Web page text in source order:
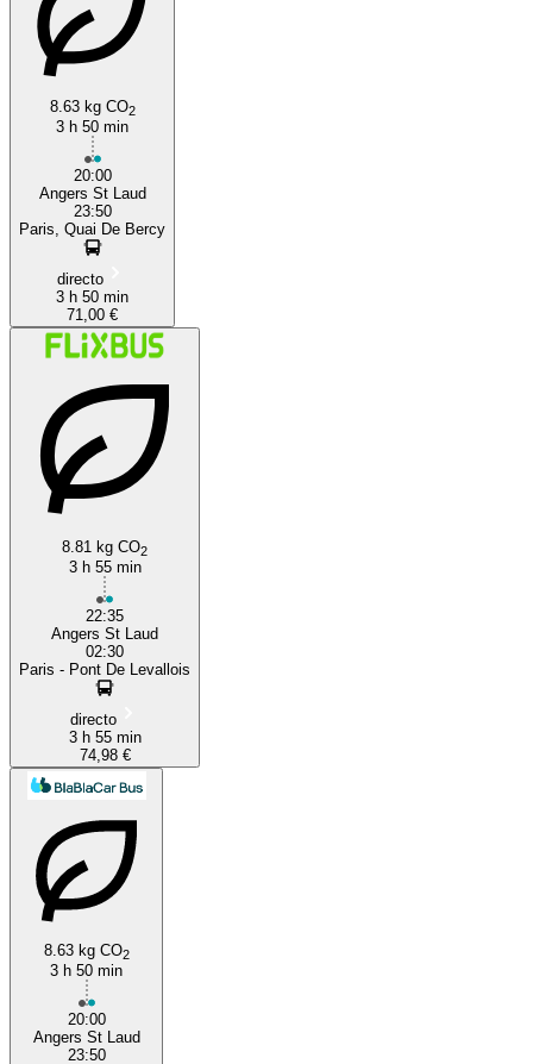
8.63 kg CO2
3 h 50 min
20:00
Angers St Laud
23:50
Paris, Quai De Bercy
directo
3 h 50 min
71,00 €
8.81 kg CO2
3 h 55 min
22:35
Angers St Laud
02:30
Paris - Pont De Levallois
directo
3 h 55 min
74,98 €
8.63 kg CO2
3 h 50 min
20:00
Angers St Laud
23:50